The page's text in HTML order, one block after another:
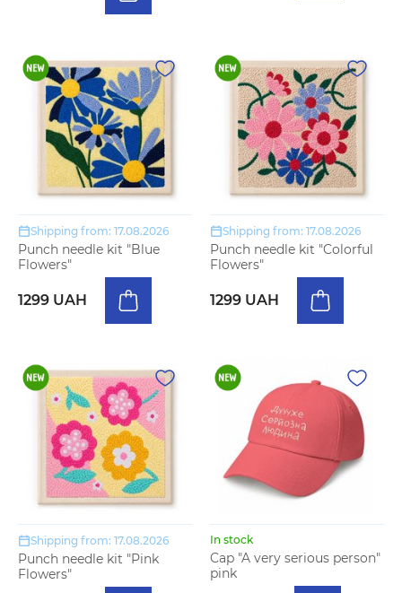
Shipping from: 17.08.2026
Punch needle kit "Blue
Flowers"
1299 UAH
Shipping from: 17.08.2026
Punch needle kit "Colorful
Flowers"
1299 UAH
Shipping from: 17.08.2026
Punch needle kit "Pink
Flowers"
In stock
Cap "A very serious person"
pink